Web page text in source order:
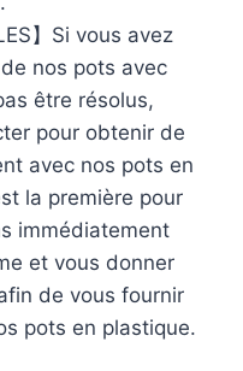
】Si vous avez
nos pots avec
être résolus,
pour obtenir de
avec nos pots en
la première pour
immédiatement
et vous donner
de vous fournir
pots en plastique.